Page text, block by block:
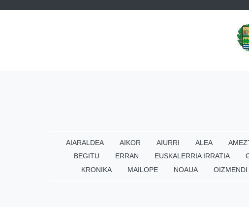
AIARALDEA AIKOR AIURRI ALEA
BEGITU
ERRAN EUSKALERRIA IRRATIA
KRONIKA
MAILOPE NOAUA OIZMENDI